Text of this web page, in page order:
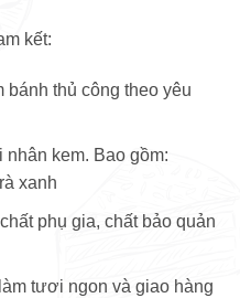
kết:
thủ công theo yêu
kem. Bao gồm:
xanh
phụ gia, chất bảo quản
tươi ngon và giao hàng